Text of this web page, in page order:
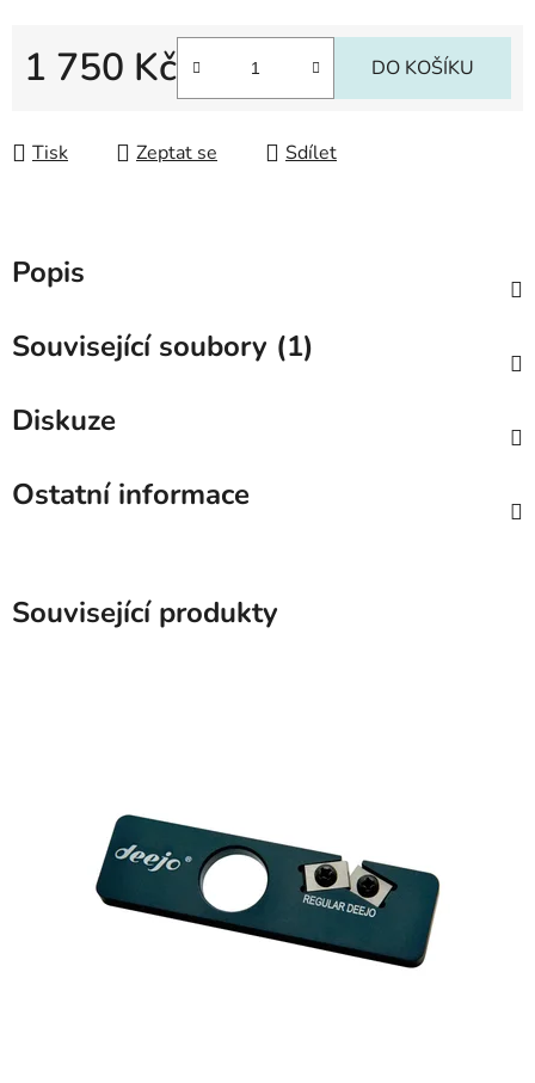
1 750 Kč DO KOŠÍKU
Tisk Zeptat se Sdílet
Popis
Související soubory (1)
Diskuze
Ostatní informace
Související produkty